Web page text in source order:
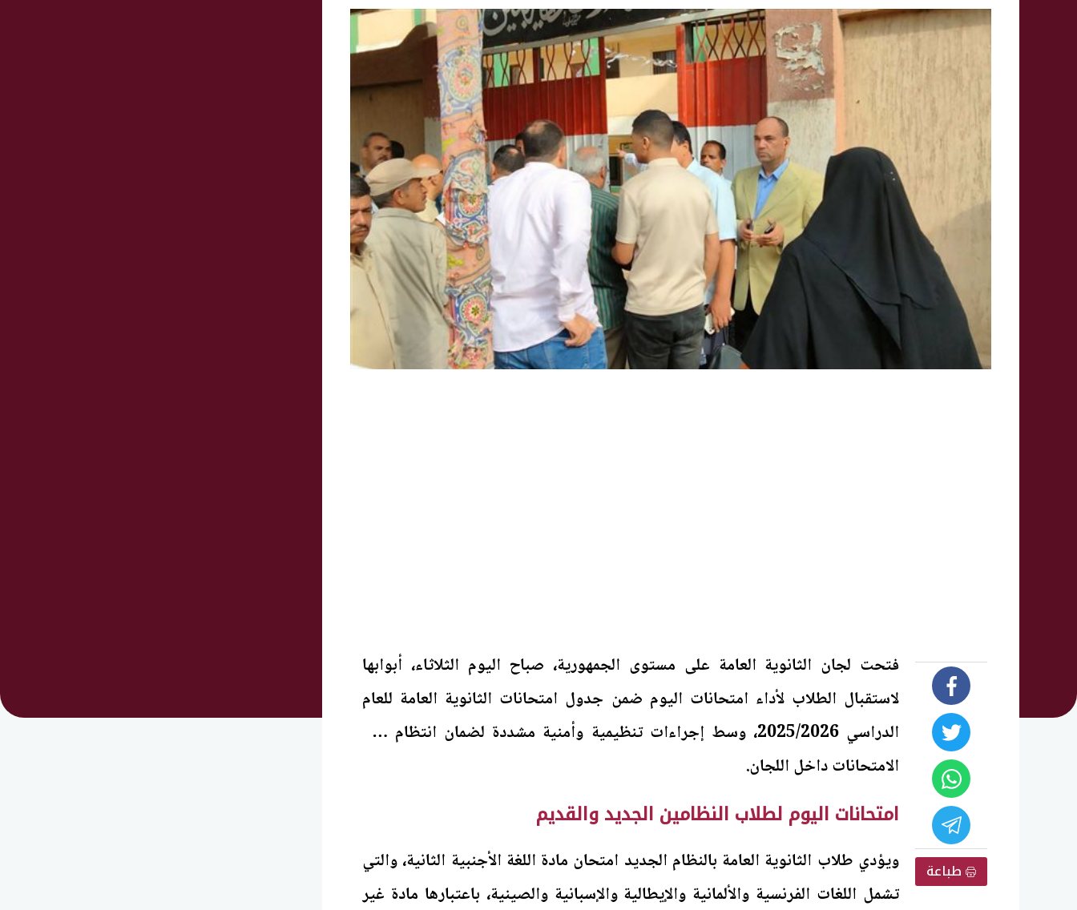
طباعة
فتحت لجان الثانوية العامة على مستوى الجمهورية، صباح اليوم الثلاثاء، أبوابها
لاستقبال الطلاب لأداء امتحانات اليوم ضمن جدول امتحانات الثانوية العامة للعام
الدراسي 2025/2026، وسط إجراءات تنظيمية وأمنية مشددة لضمان انتظام سير
الامتحانات داخل اللجان.
امتحانات اليوم لطلاب النظامين الجديد والقديم
ويؤدي طلاب الثانوية العامة بالنظام الجديد امتحان مادة اللغة الأجنبية الثانية، والتي
تشمل اللغات الفرنسية والألمانية والإيطالية والإسبانية والصينية، باعتبارها مادة غير